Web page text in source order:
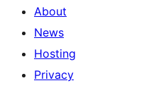
About
News
Hosting
Privacy